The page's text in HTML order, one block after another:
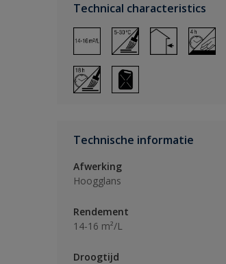
Technical characteristics
Technische informatie
Afwerking
Hoogglans
Rendement
14-16 m²/L
Droogtijd